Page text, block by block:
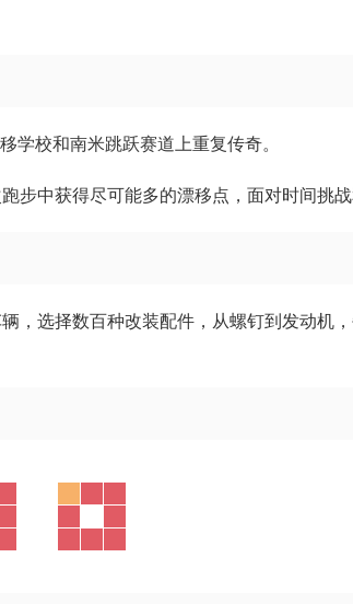
学校和南米跳跃赛道上重复传奇。
步中获得尽可能多的漂移点，面对时间挑战
，选择数百种改装配件，从螺钉到发动机